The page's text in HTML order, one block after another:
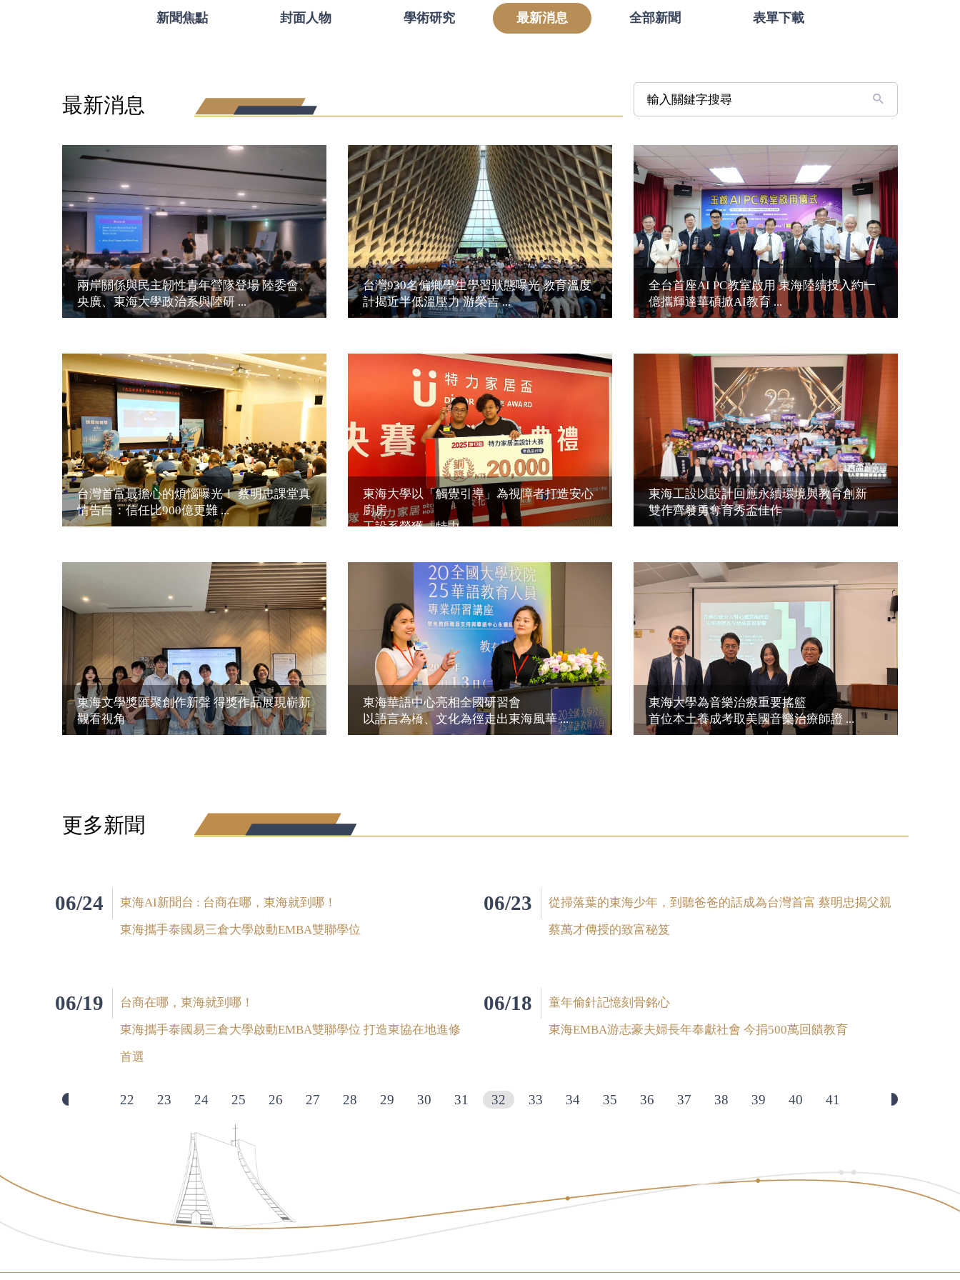
新聞焦點 封面人物 學術研究 最新消息 全部新聞 表單下載
最新消息 輸入關鍵字搜尋
兩岸關係與民主韌性青年營隊登場 陸委會、
央廣、東海大學政治系與陸研 ...
台灣930名偏鄉學生學習狀態曝光 教育溫度
計揭近半低溫壓力 游榮吉 ...
全台首座AI PC教室啟用 東海陸續投入約一
億攜輝達華碩掀AI教育 ...
台灣首富最擔心的煩惱曝光！ 蔡明忠課堂真
情告白：信任比900億更難 ...
東海大學以「觸覺引導」為視障者打造安心
廚房
工設系榮獲「特力 ...
東海工設以設計回應永續環境與教育創新
雙作齊發勇奪育秀盃佳作
東海文學獎匯聚創作新聲 得獎作品展現嶄新
觀看視角
東海華語中心亮相全國研習會
以語言為橋、文化為徑走出東海風華 ...
東海大學為音樂治療重要搖籃
首位本土養成考取美國音樂治療師證 ...
更多新聞
06/24
東海AI新聞台 : 台商在哪，東海就到哪！
東海攜手泰國易三倉大學啟動EMBA雙聯學位
06/23
從掃落葉的東海少年，到聽爸爸的話成為台灣首富 蔡明忠揭父親
蔡萬才傳授的致富秘笈
06/19
台商在哪，東海就到哪！
東海攜手泰國易三倉大學啟動EMBA雙聯學位 打造東協在地進修
首選
06/18
童年偷針記憶刻骨銘心
東海EMBA游志豪夫婦長年奉獻社會 今捐500萬回饋教育
22 23 24 25 26 27 28 29 30 31 32 33 34 35 36 37 38 39 40 41